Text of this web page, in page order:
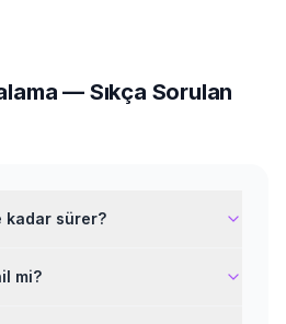
— Sıkça Sorulan
kadar sürer?
mi?